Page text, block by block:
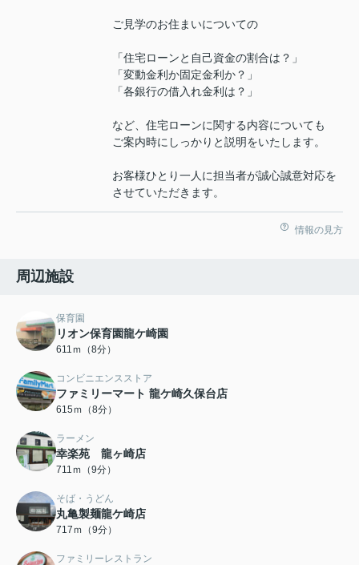
ご見学のお住まいについての
「住宅ローンと自己資金の割合は？」
「変動金利か固定金利か？」
「各銀行の借入れ金利は？」
など、住宅ローンに関する内容についても
ご案内時にしっかりと説明をいたします。
お客様ひとり一人に担当者が誠心誠意対応を
させていただきます。
情報の見方
周辺施設
保育園
リオン保育園龍ケ崎園
611ｍ（8分）
コンビニエンスストア
ファミリーマート 龍ケ崎久保台店
615ｍ（8分）
ラーメン
幸楽苑 龍ヶ崎店
711ｍ（9分）
そば・うどん
丸亀製麺龍ケ崎店
717ｍ（9分）
ファミリーレストラン